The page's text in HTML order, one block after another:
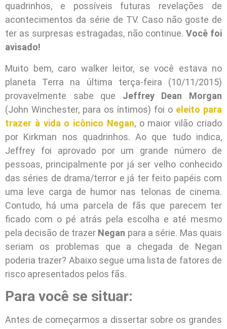
quadrinhos, e possíveis futuras revelações de
acontecimentos da série de TV. Caso não goste de
ter as surpresas estragadas, não continue. Você foi
avisado!
Muito bem, caro walker leitor, se você estava no
planeta Terra na última terça-feira (10/11/2015)
provavelmente sabe que Jeffrey Dean Morgan
(John Winchester, para os íntimos) foi o eleito para
trazer à vida o icônico Negan, o maior vilão criado
por Kirkman nos quadrinhos. Ao que tudo indica,
Jeffrey foi aprovado por um grande número de
pessoas, principalmente por já ser velho conhecido
das séries de drama/terror e já ter feito papéis com
uma leve carga de humor nas telonas de cinema.
Contudo, há uma parcela de fãs que parecem ter
ficado com o pé atrás pela escolha e até mesmo
pela decisão de trazer Negan para a série. Mas quais
seriam os problemas que a chegada de Negan
poderia trazer? Abaixo segue uma lista de fatores de
risco apresentados pelos fãs.
Para você se situar:
Antes de começarmos a dissertar sobre os grandes